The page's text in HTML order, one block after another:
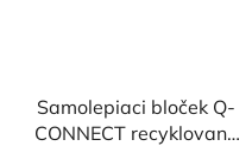
Samolepiaci bloček Q-
CONNECT recyklované